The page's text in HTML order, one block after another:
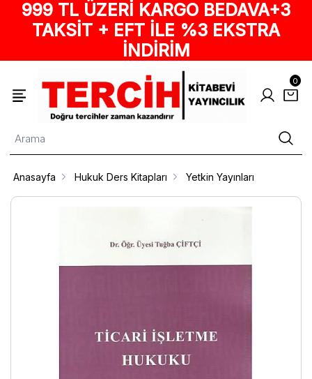
999 TL ÜZERİ KARGO BEDAVA+3
TAKSİT + EFT İLE %3 EKSTRA
İNDİRİM
0
Anasayfa Hukuk Ders Kitapları Yetkin Yayınları